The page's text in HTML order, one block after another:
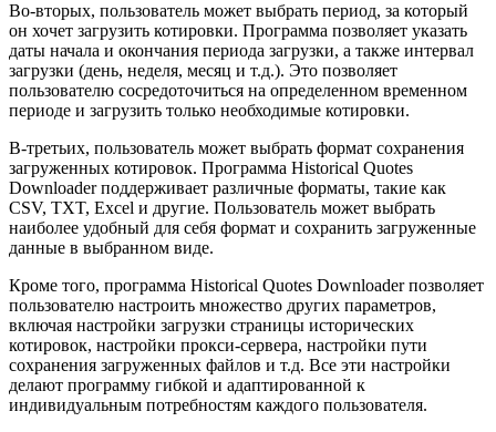
Во-вторых, пользователь может выбрать период, за который
он хочет загрузить котировки. Программа позволяет указать
даты начала и окончания периода загрузки, а также интервал
загрузки (день, неделя, месяц и т.д.). Это позволяет
пользователю сосредоточиться на определенном временном
периоде и загрузить только необходимые котировки.
В-третьих, пользователь может выбрать формат сохранения
загруженных котировок. Программа Historical Quotes
Downloader поддерживает различные форматы, такие как
CSV, TXT, Excel и другие. Пользователь может выбрать
наиболее удобный для себя формат и сохранить загруженные
данные в выбранном виде.
Кроме того, программа Historical Quotes Downloader позволяет
пользователю настроить множество других параметров,
включая настройки загрузки страницы исторических
котировок, настройки прокси-сервера, настройки пути
сохранения загруженных файлов и т.д. Все эти настройки
делают программу гибкой и адаптированной к
индивидуальным потребностям каждого пользователя.